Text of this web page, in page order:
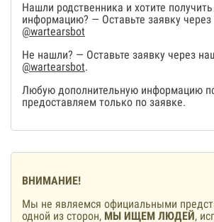
Нашли родственника и хотите
информацию? — Оставьте заявку
@wartearsbot
Не нашли? — Оставьте заявку через
@wartearsbot.
Любую дополнительную информацию
предоставляем только по заявке.
ВНИМАНИЕ!
Мы не являемся официальными
одной из сторон, МЫ ИЩЕМ ЛЮДЕЙ,